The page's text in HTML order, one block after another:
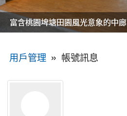
美麗的操場是我們活力的來源
美麗的操場是我們活力的來源
煥然一新的小司令台
煥然一新的小司令台
富含桃園埤塘田園風光意象的中廊
富含桃園埤塘田園風光意象的中廊
嶄新的中庭廣場
嶄新的中庭廣場
水生池生生不息
水生池生生不息
用戶管理 » 帳號訊息